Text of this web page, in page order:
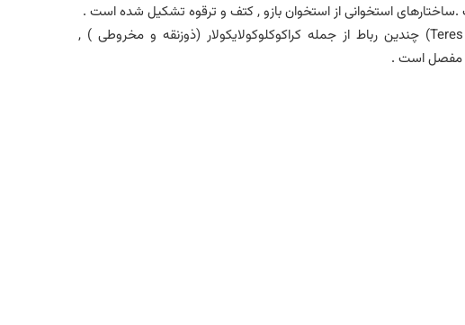
استخوانی از استخوان بازو , کتف و ترقوه تشکیل شده است .
بافت نرم شامل عضلات , به عنوان مثال عضلات روتاتور (Teres Minor , Supras pina tus , Infraspinatus , Subscapularis) چندین رباط از جمله کراکوکلوکولایکولار (ذوزنقه و مخروطی ) ,